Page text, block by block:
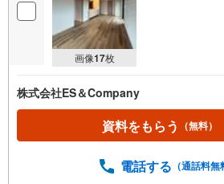
画像17枚
株式会社ES＆Company
資料をもらう （無料）
電話する （通話料無